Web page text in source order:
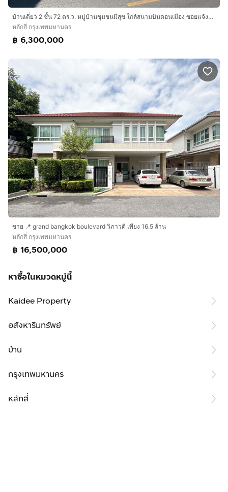
บ้านเดี่ยว 2 ชั้น 72 ตร.ว. หมู่บ้านชุมชนมีสุข ใกล้สนามบินดอนเมือง ซอยแจ้งวัฒนะ10 แยก9-1-15 ถนนแจ้งวัฒนะ เขตหลักสี่ กรุงเทพมหานคร
หลักสี่ กรุงเทพมหานคร
฿ 6,300,000
ขาย 📍 grand bangkok boulevard วิภาวดี เพียง 16.5 ล้าน
หลักสี่ กรุงเทพมหานคร
฿ 16,500,000
หาซื้อในหมวดหมู่นี้
Kaidee Property
อสังหาริมทรัพย์
บ้าน
กรุงเทพมหานคร
หลักสี่